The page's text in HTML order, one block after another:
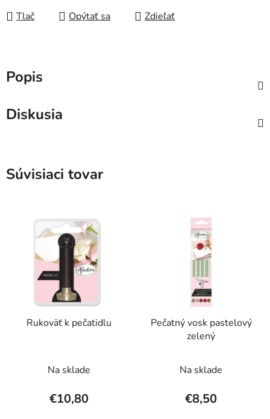
Tlač Opýtať sa Zdieľať
Popis
Diskusia
Súvisiaci tovar
Rukoväť k pečatidlu
Na sklade
€10,80
Pečatný vosk pastelový
zelený
Na sklade
€8,50